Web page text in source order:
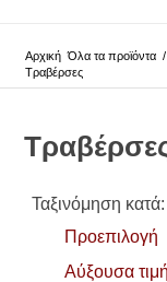
Αρχική Όλα τα προϊόντα /
Τραβέρσες
Ταξινόμηση κατά:
Προεπιλογή
Αύξουσα τιμή